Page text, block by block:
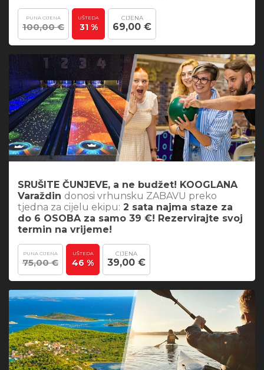
PUNA CIJENA
100,00 €
UŠTEDA
31 %
CIJENA
69,00 €
SRUŠITE ČUNJEVE, a ne budžet! KOOGLANA
Varaždin donosi vrhunsku ZABAVU preko
tjedna za cijelu ekipu: 2 sata najma staze za
do 6 OSOBA za samo 39 €! Rezervirajte svoj
termin na vrijeme!
PUNA CIJENA
75,00 €
UŠTEDA
46 %
CIJENA
39,00 €